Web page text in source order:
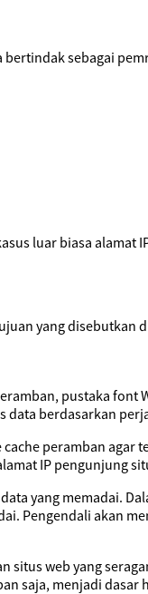
bertindak sebagai
luar biasa alamat
yang disebutkan
pustaka font
data berdasarkan
peramban agar
IP pengunjung
yang memadai.
Pengendali akan
web yang
saja, menjadi dasar